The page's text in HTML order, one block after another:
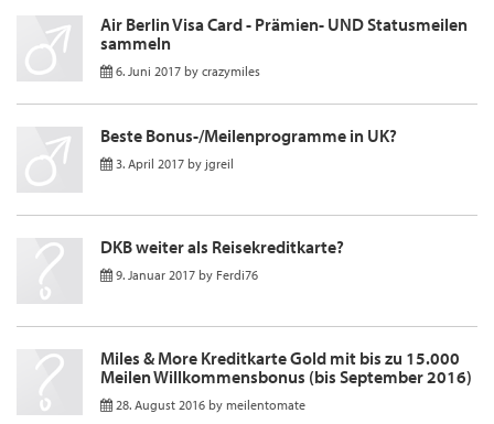
Air Berlin Visa Card - Prämien- UND Statusmeilen
sammeln
6. Juni 2017 by crazymiles
Beste Bonus-/Meilenprogramme in UK?
3. April 2017 by jgreil
DKB weiter als Reisekreditkarte?
9. Januar 2017 by Ferdi76
Miles & More Kreditkarte Gold mit bis zu 15.000
Meilen Willkommensbonus (bis September 2016)
28. August 2016 by meilentomate